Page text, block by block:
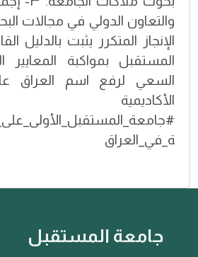
والتعاون الدولي في مجالات
الإنجاز المتكرر يثبت بالدليل
المستقبل بمواكبة المعايير
السعي لرفع اسم العراق
الأكاديمية
ة_في_العراق
جامعة المستقبل